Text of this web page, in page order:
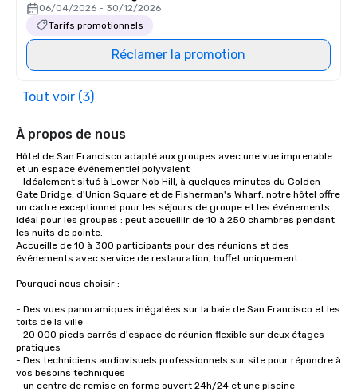
06/04/2026 - 30/12/2026
Tarifs promotionnels
Réclamer la promotion
Tout voir (3)
À propos de nous
Hôtel de San Francisco adapté aux groupes avec une vue imprenable
et un espace événementiel polyvalent
- Idéalement situé à Lower Nob Hill, à quelques minutes du Golden
Gate Bridge, d'Union Square et de Fisherman's Wharf, notre hôtel offre
un cadre exceptionnel pour les séjours de groupe et les événements.
Idéal pour les groupes : peut accueillir de 10 à 250 chambres pendant
les nuits de pointe.
Accueille de 10 à 300 participants pour des réunions et des
événements avec service de restauration, buffet uniquement.
Pourquoi nous choisir :
- Des vues panoramiques inégalées sur la baie de San Francisco et les
toits de la ville
- 20 000 pieds carrés d'espace de réunion flexible sur deux étages
pratiques
- Des techniciens audiovisuels professionnels sur site pour répondre à
vos besoins techniques
- un centre de remise en forme ouvert 24h/24 et une piscine